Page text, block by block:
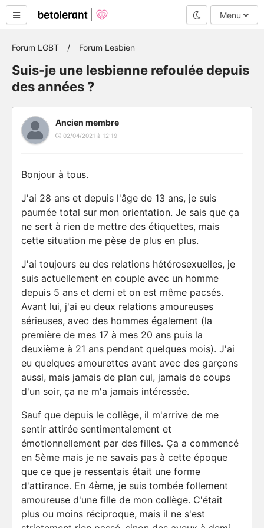
Mode nuit
Menu
Forum LGBT Forum Lesbien
Suis-je une lesbienne refoulée depuis
des années ?
Ancien membre
02/04/2021 à 12:19
Bonjour à tous.
J'ai 28 ans et depuis l'âge de 13 ans, je suis
paumée total sur mon orientation. Je sais que ça
ne sert à rien de mettre des étiquettes, mais
cette situation me pèse de plus en plus.
J'ai toujours eu des relations hétérosexuelles, je
suis actuellement en couple avec un homme
depuis 5 ans et demi et on est même pacsés.
Avant lui, j'ai eu deux relations amoureuses
sérieuses, avec des hommes également (la
première de mes 17 à mes 20 ans puis la
deuxième à 21 ans pendant quelques mois). J'ai
eu quelques amourettes avant avec des garçons
aussi, mais jamais de plan cul, jamais de coups
d'un soir, ça ne m'a jamais intéressée.
Sauf que depuis le collège, il m'arrive de me
sentir attirée sentimentalement et
émotionnellement par des filles. Ça a commencé
en 5ème mais je ne savais pas à cette époque
que ce que je ressentais était une forme
d'attirance. En 4ème, je suis tombée follement
amoureuse d'une fille de mon collège. C'était
plus ou moins réciproque, mais il ne s'est